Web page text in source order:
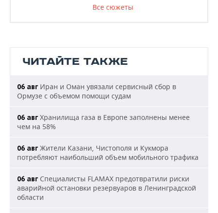
Все сюжеты
ЧИТАЙТЕ ТАКЖЕ
06 авг Иран и Оман увязали сервисный сбор в
Ормузе с объемом помощи судам
06 авг Хранилища газа в Европе заполнены менее
чем на 58%
06 авг Жители Казани, Чистополя и Кукмора
потребляют наибольший объем мобильного трафика
06 авг Специалисты FLAMAX предотвратили риски
аварийной остановки резервуаров в Ленинградской
области